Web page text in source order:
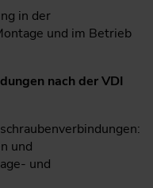
in der
und im Betrieb
nach der VDI
und
und